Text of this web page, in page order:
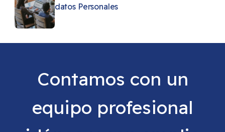
datos Personales
Contamos con un
equipo profesional